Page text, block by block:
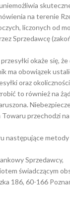
na terenie
liczonych od
Sprzedawcę
okaże się,
ma obowiązek
oraz
to również na
przechodzi
następujące
Sprzedawcy,
świadczącym
186, 60-166